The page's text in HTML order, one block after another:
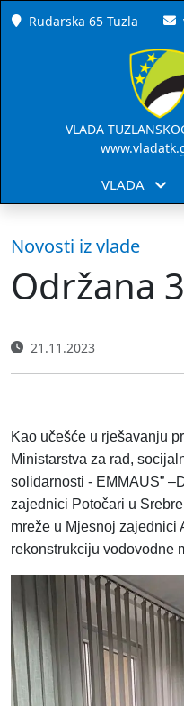
Rudarska 65 Tuzla
VLADA
VLADA
Novosti iz vlade
Održana
21.11.2023
Kao učešće u rješavanju
Ministarstva za rad,
solidarnosti - EMMAUS”
zajednici Potočari u
mreže u Mjesnoj zajednici
rekonstrukciju vodovodne